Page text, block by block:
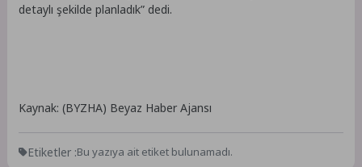
detaylı şekilde planladık” dedi.
Kaynak: (BYZHA) Beyaz Haber Ajansı
Etiketler :Bu yazıya ait etiket bulunamadı.